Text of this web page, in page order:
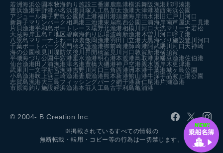
若洲海浜公園本牧海釣り施設三番瀬 鹿島港横浜舞阪漁港 那珂湊港
豊浜漁港宇野港小名浜港 貝塚人工島 加太漁港 大津港葛西海浜公園
アジュール舞子野島公園閖上港福田港須磨海岸清水港 旧江戸川河口
新舞子マリンパーク 相馬港 三池港東扇島西公園 三浦海岸南芦屋浜 二見港
片貝漁港平和島ボートレース場野北漁港相模川河口 大洗マリーナ 若松
大蔵海岸玉島Ｅ地区碧南海釣り広場波崎新漁港 木曽川河口呼子港
八景島マリーナふれーゆ裏飯岡漁港羽田 日立港 大黒海づり施設豊川河口
千葉ポートパーク関門橋名護漁港御前崎港師崎港阿武隈川河口 天神崎
海の公園検見川堤防筑後川昇開橋室見川河口敦賀新港横須賀
平磯海づり公園牛窓港垂水漁港 明石港本渡港 鳥取港 東幡豆漁港佐伯港
仙台漁港田ノ浦漁港津名港 豊橋 大磯港神戸空港親水護岸 木更津港
武庫川一文字新宮漁港吉野川河口 三角西港洲本港千葉港城ヶ島公園
小島漁港吹上浜三崎漁港妻鹿漁港熊本新港館山港牛深宇品波止場公園
志賀島漁港 大三島フィッシングパーク網干港 新仁尾港 片瀬漁港
市原海釣り施設姪浜漁港本荘人工島古宇利島亀浦港
© 2004- B.Creation Inc.
※掲載されているすべての情報の
無断転載・転用・コピー等の行為は一切禁じます。